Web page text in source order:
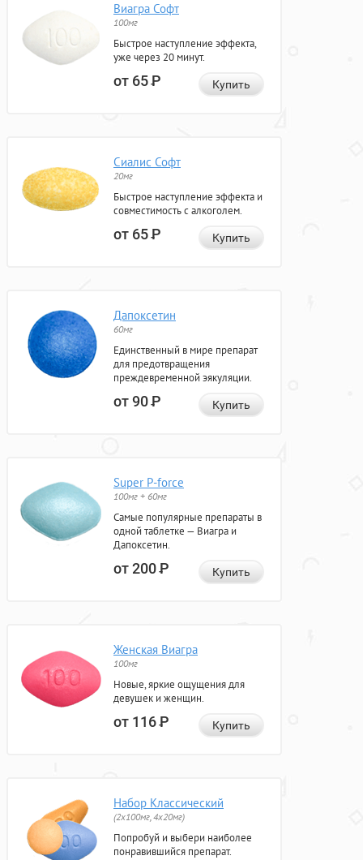
Виагра Софт
100мг
Быстрое наступление эффекта,
уже через 20 минут.
от 65Р Купить
Сиалис Софт
20мг
Быстрое наступление эффекта и
совместимость с алкоголем.
от 65Р Купить
Дапоксетин
60мг
Единственный в мире препарат
для предотвращения
преждевременной эякуляции.
от 90Р Купить
Super P-force
100мг + 60мг
Самые популярные препараты в
одной таблетке — Виагра и
Дапоксетин.
от 200Р Купить
Женская Виагра
100мг
Новые, яркие ощущения для
девушек и женщин.
от 116Р Купить
Набор Классический
(2x100мг, 4x20мг)
Попробуй и выбери наиболее
понравившийся препарат.